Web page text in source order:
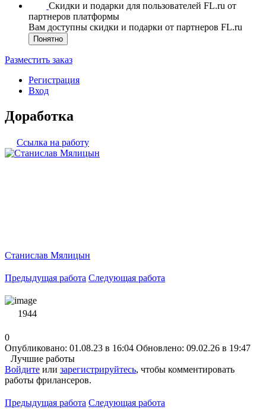
Скидки и подарки для пользователей FL.ru от
партнеров платформы
Вам доступны скидки и подарки от партнеров FL.ru
Понятно
Разместить заказ
Регистрация
Вход
Доработка
Ссылка на работу
Станислав Мялицын
Предыдущая работа Следующая работа
1944
0
Опубликовано: 01.08.23 в 16:04 Обновлено: 09.02.26 в 19:47
Лучшие работы
Войдите или зарегистрируйтесь, чтобы комментировать
работы фрилансеров.
Предыдущая работа Следующая работа